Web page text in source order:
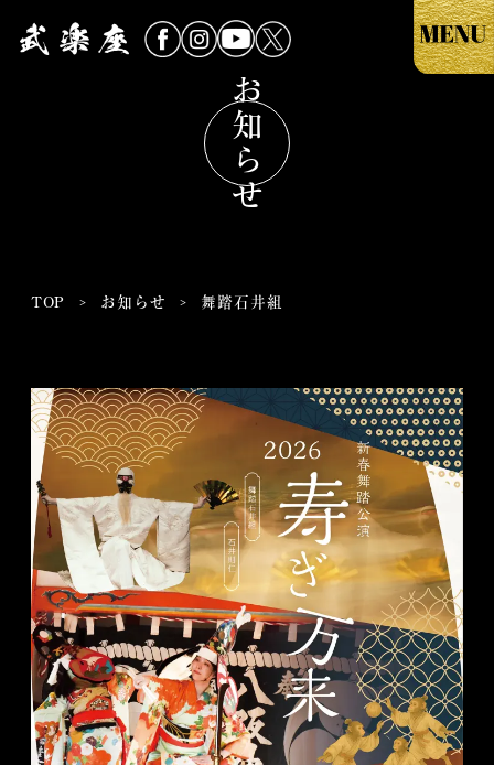
お知らせ
TOP > お知らせ > 舞踏石井組